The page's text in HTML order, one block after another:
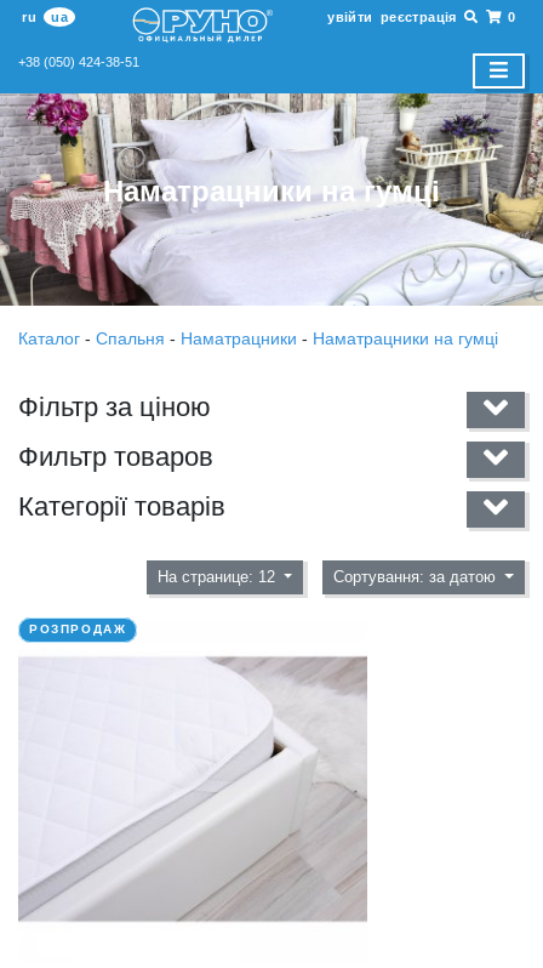
ru ua увійти реєстрація 0
+38 (050) 424-38-51
Наматрацники на гумці
Каталог - Спальня - Наматрацники - Наматрацники на гумці
Фільтр за ціною
Фильтр товаров
Категорії товарів
На странице: 12 Сортування: за датою
РОЗПРОДАЖ